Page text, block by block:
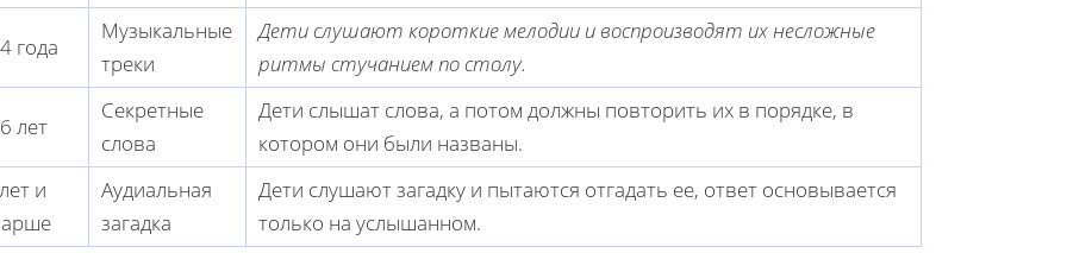
года
Музыкальные
треки
Дети слушают короткие мелодии и воспроизводят их несложные
ритмы стучанием по столу.
лет
Секретные
слова
Дети слышат слова, а потом должны повторить их в порядке, в
котором они были названы.
и
Аудиальная
загадка
Дети слушают загадку и пытаются отгадать ее, ответ основывается
только на услышанном.